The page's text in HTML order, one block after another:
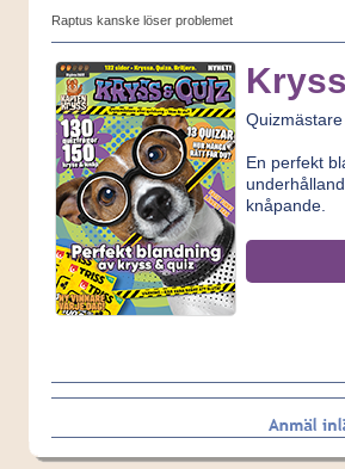
Raptus kanske löser problemet
En perfekt
knåpande.